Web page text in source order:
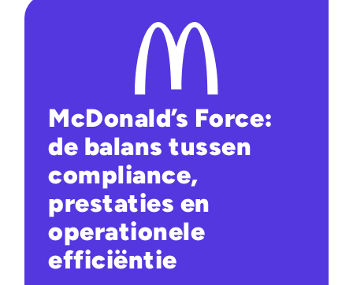
McDonald’s Force:
de balans tussen
compliance,
prestaties en
operationele
efficiëntie